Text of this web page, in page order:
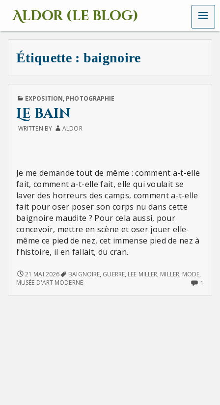
Aldor (le blog)
Un
site
avec
des
des
images
et
sons
MENU
Étiquette : baignoire
PUBLISHED
EXPOSITION, PHOTOGRAPHIE
Le bain
WRITTEN BY ALDOR
Je me demande tout de même : comment a-t-elle
fait, comment a-t-elle fait, elle qui voulait se
laver des horreurs des camps, comment a-t-elle
fait pour oser poser son corps nu dans cette
baignoire maudite ? Pour cela aussi, pour
concevoir, mettre en scène et oser jouer elle-
même ce pied de nez, cet immense pied de nez à
l’histoire, il en fallait, du cran.
LE
BAIN
21 MAI 2026 BAIGNOIRE, GUERRE, LEE MILLER, MILLER, MODE,
MUSÉE D'ART MODERNE
1